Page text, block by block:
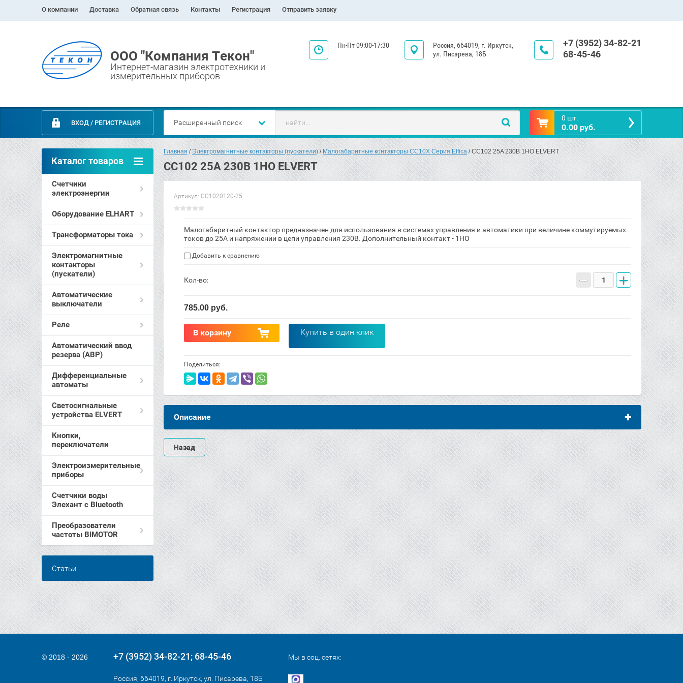
О компании Доставка Обратная связь Контакты Регистрация Отправить заявку
ООО "Компания Текон"
Интернет-магазин электротехники и
измерительных приборов
+7 (3952) 34-82-21
68-45-46
Россия, 664019, г. Иркутск,
ул. Писарева, 18Б
Пн-Пт 09:00-17:30
ВХОД / РЕГИСТРАЦИЯ
0 шт.
0.00 руб.
Расширенный поиск
Каталог товаров
Счетчики
электроэнергии
Оборудование ELHART
Трансформаторы тока
Электромагнитные
контакторы
(пускатели)
Автоматические
выключатели
Реле
Автоматический ввод
резерва (АВР)
Дифференциальные
автоматы
Светосигнальные
устройства ELVERT
Кнопки,
переключатели
Электроизмерительные
приборы
Счетчики воды
Элехант c Bluetooth
Преобразователи
частоты BIMOTOR
Статьи
Главная / Электромагнитные контакторы (пускатели) / Малогабаритные контакторы СС10Х Серия Effica / СС102 25A 230В 1НО ELVERT
СС102 25A 230В 1НО ELVERT
Артикул: CC1020120-25
Малогабаритный контактор предназначен для использования в системах управления и автоматики при величине коммутируемых
токов до 25А и напряжении в цепи управления 230В. Дополнительный контакт - 1НО
Добавить к сравнению
Кол-во: − +
785.00 руб.
В корзину Купить в один клик
Поделиться:
Описание
Назад
© 2018 - 2026 +7 (3952) 34-82-21 68-45-46
Россия, 664019, г. Иркутск, ул. Писарева, 18Б
Мы в соц. сетях: